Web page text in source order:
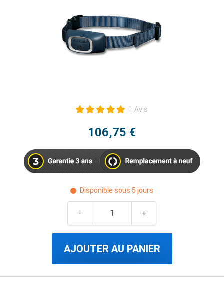
1 Avis
106,75 €
Disponible sous 5 jours
AJOUTER AU PANIER